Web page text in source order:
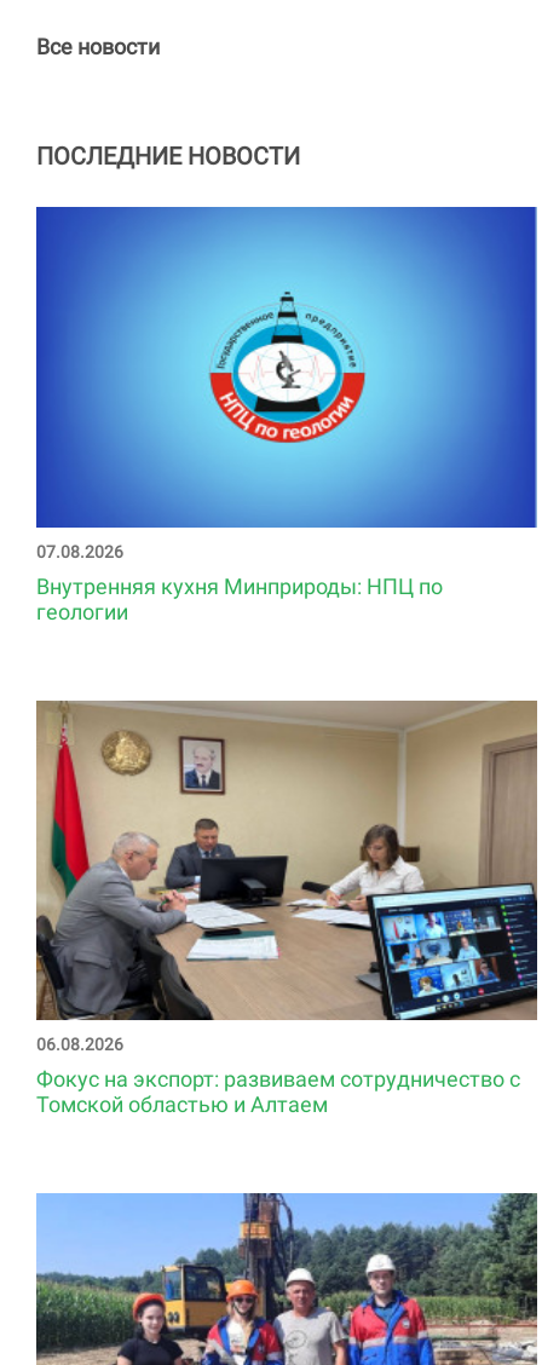
Все новости
ПОСЛЕДНИЕ НОВОСТИ
07.08.2026
Внутренняя кухня Минприроды: НПЦ по
геологии
06.08.2026
Фокус на экспорт: развиваем сотрудничество с
Томской областью и Алтаем